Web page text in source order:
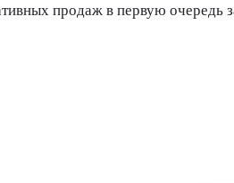
продаж в первую очередь